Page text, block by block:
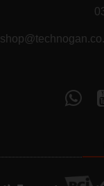
עקוב
אחרינו
והנחות
המבצעים באופן יומי